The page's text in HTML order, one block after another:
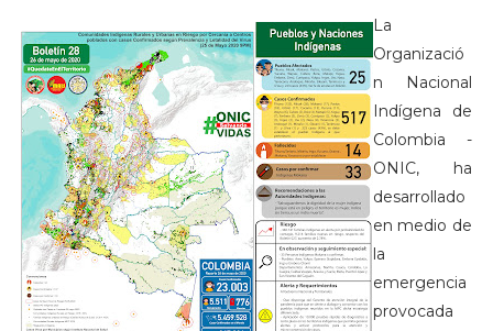
La
Organizació
n Nacional
Indígena de
Colombia -
ONIC, ha
desarrollado
en medio de
la
emergencia
provocada